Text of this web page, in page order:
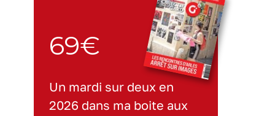
69€
Un mardi sur deux en
2026 dans ma boite aux